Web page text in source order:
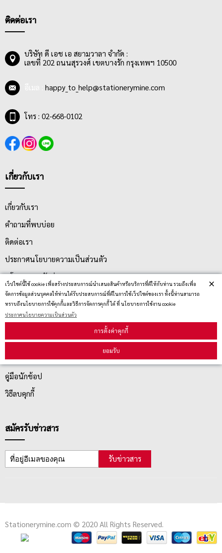
เว็ปไซต์นี้ใช้ cookie เพื่อสร้างประสบการณ์นำเสนอสินค้าหรือบริการที่ดีให้กับท่าน รวมถึงเพื่อ
จัดการข้อมูลส่วนบุคคลให้ท่านได้รับประสบการณ์ที่ดีในการใช้เว็ปไซต์ของเรา ทั้งนี้ท่านสามารถ
ทราบถึงนโยบายการใช้คุกกี้และวิธีการจัดการคุกกี้ ได้ ที่ นโยบายการใช้งาน cookie
ประกาศนโยบายความเป็นส่วนตัว
การตั้งค่าคุกกี้
ยอมรับ
×
ติดต่อเรา
บริษัท ดี เอช เอ สยามวาลา จำกัด :
เลขที่ 202 ถนนสุรวงศ์ เขตบางรัก กรุงเทพฯ 10500
happy_to_help@stationerymine.com
โทร : 02-668-0102
เกี่ยวกับเรา
เกี่ยวกับเรา
คำถามที่พบบ่อย
ติดต่อเรา
ประกาศนโยบายความเป็นส่วนตัว
นโยบายการจัดส่ง
นโยบายการเปลี่ยน/คืน สินค้า
ตรวจสอบสถานะสินค้า
คู่มือนักช้อป
วิธีลบคุกกี้
สมัครรับข่าวสาร
รับข่าวสาร
Stationerymine.com © 2020 All Rights Reserved.